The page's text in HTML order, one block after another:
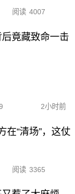
阅读 4007
竟藏致命一击
2小时前
在“清场”，这仗
阅读 3365